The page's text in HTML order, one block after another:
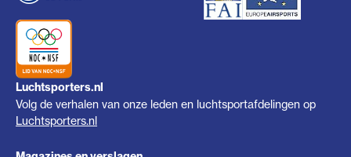
Luchtsporters.nl
Volg de verhalen van onze leden en luchtsportafdelingen op
Luchtsporters.nl